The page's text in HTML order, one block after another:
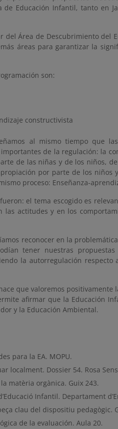
Educación Infantil, tanto en
Área de Descubrimiento del
áreas para garantizar la
son:
constructivista
al mismo tiempo que
de la regulación: la
de las niñas y de los niños,
por parte de los niños
proceso: Enseñanza-
el tema escogido es
actitudes y en los
reconocer en la
tener nuestras propuestas
la autorregulación respecto
que valoremos positivamente
afirmar que la Educación
y la Educación Ambiental.
para la EA. MOPU.
localment. Dossier 54. Rosa
la matèria orgànica. Guix 243.
Infantil. Departament
clau del dispositiu pedagògic.
de la evaluación. Aula 20.